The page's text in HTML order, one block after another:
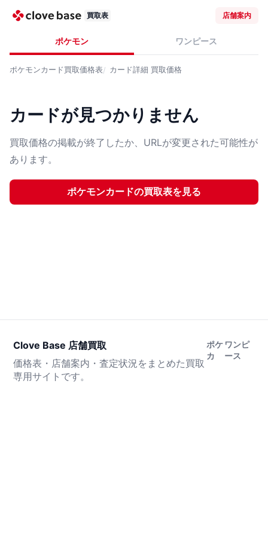
買取表 店舗案内
ポケモン ワンピース
ポケモンカード買取価格表 カード詳細 買取価格
カードが見つかりません
買取価格の掲載が終了したか、URLが変更された可能性が
あります。
ポケモンカードの買取表を見る
Clove Base 店舗買取
価格表・店舗案内・査定状況をまとめた買取
専用サイトです。
ポケ
カ
ワンピ
ース